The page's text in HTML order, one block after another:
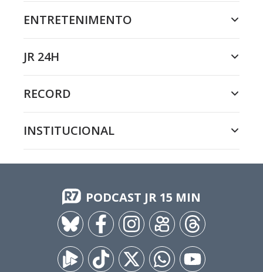
ENTRETENIMENTO
JR 24H
RECORD
INSTITUCIONAL
PODCAST JR 15 MIN